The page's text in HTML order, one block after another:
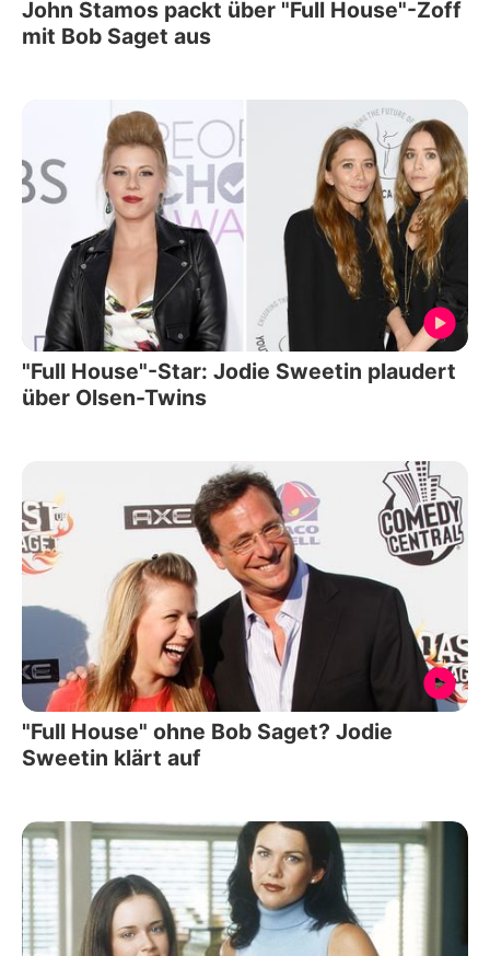
John Stamos packt über "Full House"-Zoff
mit Bob Saget aus
"Full House"-Star: Jodie Sweetin plaudert
über Olsen-Twins
"Full House" ohne Bob Saget? Jodie
Sweetin klärt auf